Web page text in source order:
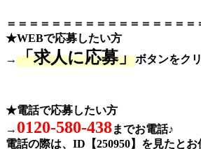
＝＝＝＝＝＝＝＝＝＝＝＝＝＝＝＝＝
★WEBで応募したい方
→「求人に応募」ボタンをク
★電話で応募したい方
→ 0120-580-438までお電話♪
電話の際は、ID【250950】を見たと